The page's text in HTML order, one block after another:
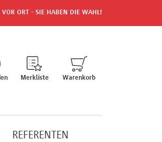
VOR ORT - SIE HABEN DIE WAHL!
Merkliste Warenkorb
REFERENTEN